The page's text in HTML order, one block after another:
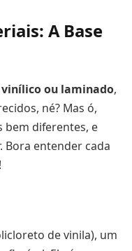
A Base
vinílico ou laminado,
né? Mas ó,
bem diferentes, e
Bora entender cada
de vinila), um